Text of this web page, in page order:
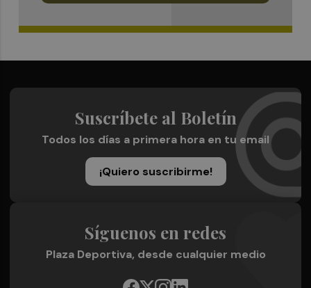
Suscríbete al Boletín
Todos los días a primera hora en tu email
¡Quiero suscribirme!
Síguenos en redes
Plaza Deportiva, desde cualquier medio